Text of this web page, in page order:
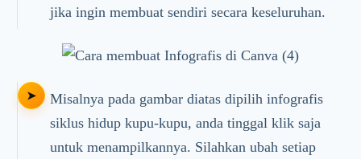
jika ingin membuat sendiri secara keseluruhan.
Misalnya pada gambar diatas dipilih infografis
siklus hidup kupu-kupu, anda tinggal klik saja
untuk menampilkannya. Silahkan ubah setiap